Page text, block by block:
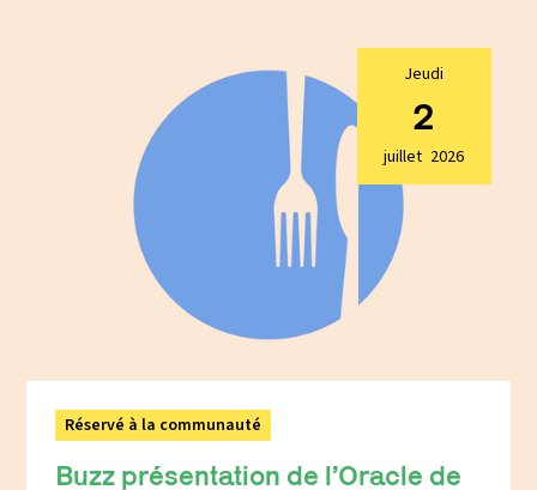
Jeudi
2
juillet 2026
Réservé à la communauté
Buzz présentation de l’Oracle de